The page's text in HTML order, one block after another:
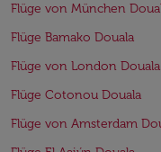
Flüge von München
Flüge Bamako Douala
Flüge von London Douala
Flüge Cotonou Douala
Flüge von Amsterdam